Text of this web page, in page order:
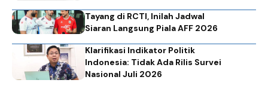
Tayang di RCTI, Inilah Jadwal
Siaran Langsung Piala AFF 2026
Klarifikasi Indikator Politik
Indonesia: Tidak Ada Rilis Survei
Nasional Juli 2026